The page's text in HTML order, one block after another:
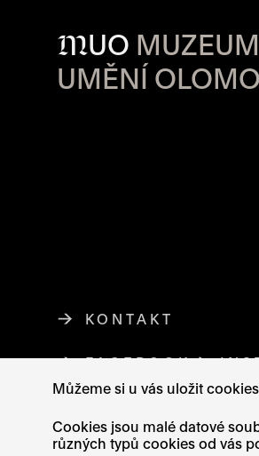
Můžeme si u vás uložit
Cookies jsou malé datové
různých typů cookies od vás
MUO MUZEUM
UMĚNÍ
KONTAKT
FACEBOOK
ODKAZ SE